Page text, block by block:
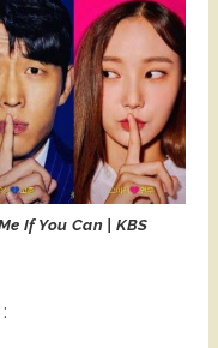
If You Can | KBS
: